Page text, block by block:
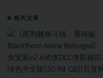
相关文章